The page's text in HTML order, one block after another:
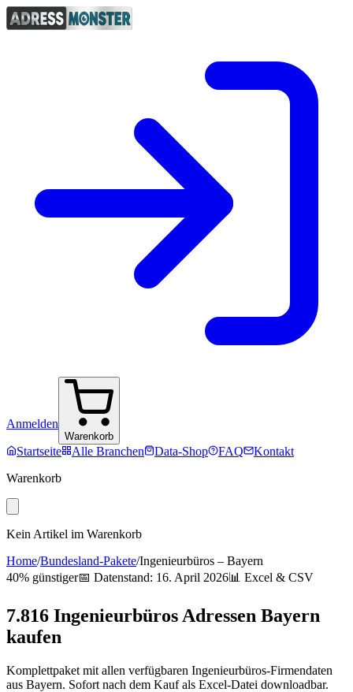
Anmelden
Warenkorb
Startseite Alle Branchen Data-Shop FAQ
Kontakt
Warenkorb
Kein Artikel im Warenkorb
Home/Bundesland-Pakete/Ingenieurbüros – Bayern
40% günstiger📅 Datenstand: 16. April 2026📊 Excel & CSV
7.816 Ingenieurbüros Adressen Bayern
kaufen
Komplettpaket mit allen verfügbaren Ingenieurbüros-Firmendaten
aus Bayern. Sofort nach dem Kauf als Excel-Datei downloadbar.